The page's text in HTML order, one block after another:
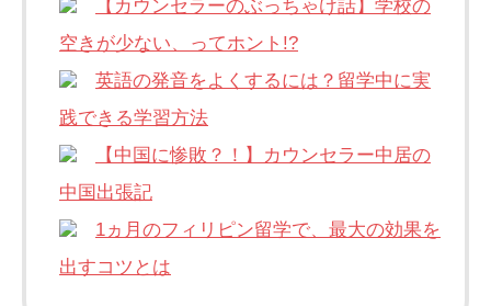
【カウンセラーのぶっちゃけ話】学校の
空きが少ない、ってホント!?
英語の発音をよくするには？留学中に実
践できる学習方法
【中国に惨敗？！】カウンセラー中居の
中国出張記
1ヵ月のフィリピン留学で、最大の効果を
出すコツとは